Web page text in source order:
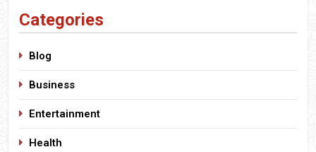
Categories
Blog
Business
Entertainment
Health